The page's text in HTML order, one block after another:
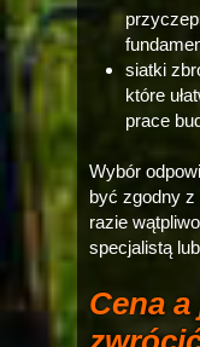
siatki
które
prace
Wybór
być zgodny z
razie
specjalistą
Cena